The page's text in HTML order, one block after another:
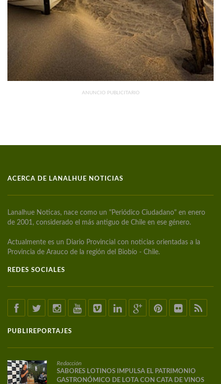
ANUNCIO PUBLICITARIO
ACERCA DE LANALHUE NOTICIAS
Lanalhue Noticas, nace como un "Periódico Ciudadano" en enero
de 2001, considerado el más antiguo de Chile en ese género.
Actualmente es un Diario Provincial con noticias orientadas a la
Provincia de Arauco de la región del Biobío - Chile.
REDES SOCIALES
PUBLIREPORTAJES
Redacción
SABORES LOTINOS IMPULSA EL PATRIMONIO
GASTRONÓMICO DE LOTA CON CATA DE VINOS